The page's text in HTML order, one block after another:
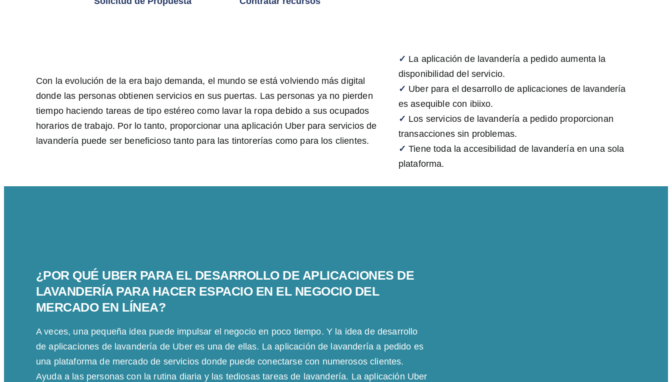
Con la evolución de la era bajo demanda, el mundo se está volviendo más digital
donde las personas obtienen servicios en sus puertas. Las personas ya no pierden
tiempo haciendo tareas de tipo estéreo como lavar la ropa debido a sus ocupados
horarios de trabajo. Por lo tanto, proporcionar una aplicación Uber para servicios de
lavandería puede ser beneficioso tanto para las tintorerías como para los clientes.
✓ La aplicación de lavandería a pedido aumenta la
disponibilidad del servicio.
✓ Uber para el desarrollo de aplicaciones de lavandería
es asequible con ibiixo.
✓ Los servicios de lavandería a pedido proporcionan
transacciones sin problemas.
✓Tiene toda la accesibilidad de lavandería en una sola
plataforma.
¿POR QUÉ UBER PARA EL DESARROLLO DE APLICACIONES DE
LAVANDERÍA PARA HACER ESPACIO EN EL NEGOCIO DEL
MERCADO EN LÍNEA?
A veces, una pequeña idea puede impulsar el negocio en poco tiempo. Y la idea de desarrollo
de aplicaciones de lavandería de Uber es una de ellas. La aplicación de lavandería a pedido es
una plataforma de mercado de servicios donde puede conectarse con numerosos clientes.
Ayuda a las personas con la rutina diaria y las tediosas tareas de lavandería. La aplicación Uber